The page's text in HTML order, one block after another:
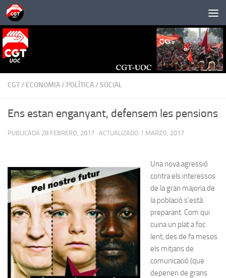
Saltar al contenido
CGT/ ECONOMIA/ POLÍTICA/SOCIAL
Ens estan enganyant, defensem les pensions
PUBLICADA 28 FEBRERO, 2017 · ACTUALIZADO 1 MARZO, 2017
Una nova agressió
contra els interessos
de la gran majoria de
la població s’està
preparant. Com qui
cuina un plat a foc
lent, des de fa mesos
els mitjans de
comunicació (que
depenen de grans